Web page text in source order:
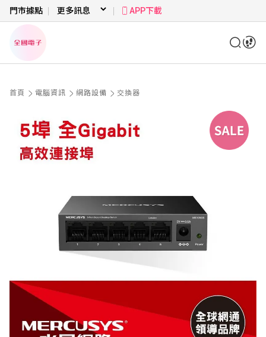
門市據點 APP下載
首頁 電腦資訊 網路設備 交換器